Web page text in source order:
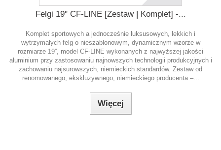
Felgi 19" CF-LINE [Zestaw | Komplet] -...
Komplet sportowych a jednocześnie luksusowych, lekkich i
wytrzymałych felg o nieszablonowym, dynamicznym wzorze w
rozmiarze 19”, model CF-LINE wykonanych z najwyższej jakości
aluminium przy zastosowaniu najnowszych technologii produkcyjnych i
zachowaniu najsurowszych, niemieckich standardów. Zestaw od
renomowanego, ekskluzywnego, niemieckiego producenta –...
Więcej